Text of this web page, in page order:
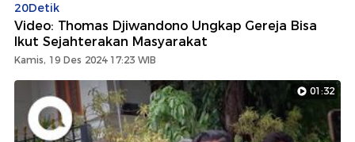
20Detik
Video: Thomas Djiwandono Ungkap Gereja Bisa
Ikut Sejahterakan Masyarakat
Kamis, 19 Des 2024 17:23 WIB
01:32